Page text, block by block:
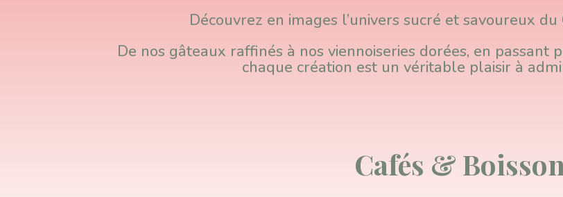
Découvrez en images l’univers sucré et savoureux du
De nos gâteaux raffinés à nos viennoiseries dorées, en passant
chaque création est un véritable plaisir à
Cafés &